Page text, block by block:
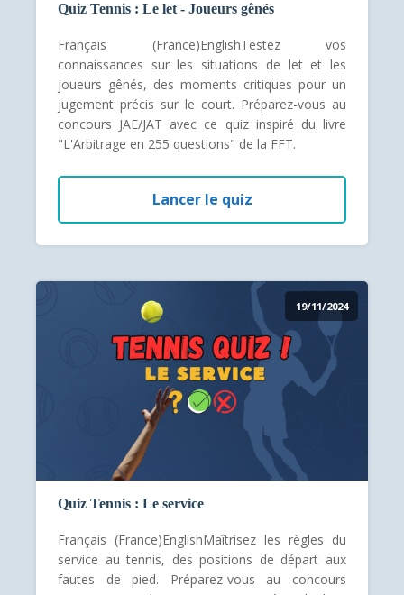
Quiz Tennis : Le let - Joueurs gênés
Français (France)EnglishTestez vos
connaissances sur les situations de let et les
joueurs gênés, des moments critiques pour un
jugement précis sur le court. Préparez-vous au
concours JAE/JAT avec ce quiz inspiré du livre
"L'Arbitrage en 255 questions" de la FFT.
Lancer le quiz
19/11/2024
Quiz Tennis : Le service
Français (France)EnglishMaîtrisez les règles du
service au tennis, des positions de départ aux
fautes de pied. Préparez-vous au concours